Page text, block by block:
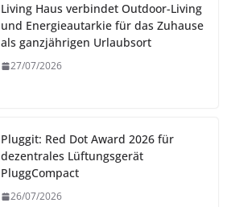
Living Haus verbindet Outdoor-Living
und Energieautarkie für das Zuhause
als ganzjährigen Urlaubsort
27/07/2026
Pluggit: Red Dot Award 2026 für
dezentrales Lüftungsgerät
PluggCompact
26/07/2026